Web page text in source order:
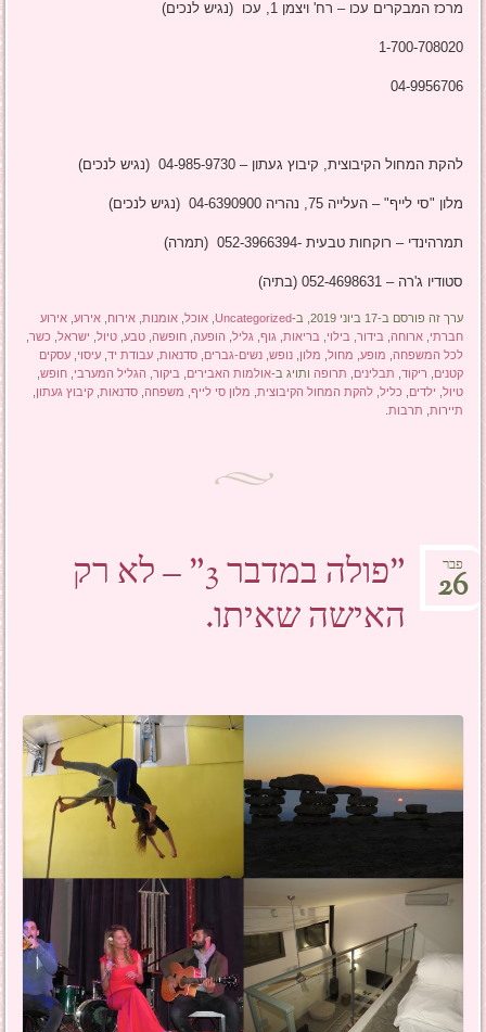
מרכז המבקרים עכו – רח' ויצמן 1, עכו (נגיש לנכים)
1-700-708020
04-9956706
להקת המחול הקיבוצית, קיבוץ געתון – 04-985-9730 (נגיש לנכים)
מלון "סי לייף" – העלייה 75, נהריה 04-6390900 (נגיש לנכים)
תמרהינדי – רוקחות טבעית -052-3966394 (תמרה)
סטודיו ג'רה – 052-4698631 (בתיה)
ערך זה פורסם ב-17 ביוני 2019, ב- Uncategorized
,אוכל,אומנות,אירוח,אירוע,אירוע
חברתי,ארוחה,בידור,בילוי,בריאות,גוף,גליל, הופעה,חופשה,טבע,טיול, ישראל, כשר,
לכל המשפחה, מופע, מחול, מלון,נופש,נשים-גברים,סדנאות,עבודת יד,עיסוי,עסקים
קטנים, ריקוד, תבלינים, תרופה ותויג ב-אולמות האבירים,ביקור, הגליל המערבי,חופש,
טיול, ילדים, כליל,להקת המחול הקיבוצית, מלון סי לייף, משפחה,סדנאות,קיבוץ געתון,
תיירות, תרבות.
"פולה במדבר 3" – לא רק
האישה שאיתו.
פבר
26